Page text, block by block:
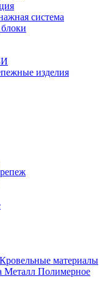
система
изделия
Кровельные материалы
Металл Полимерное